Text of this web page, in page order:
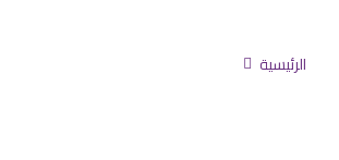
الرئيسية